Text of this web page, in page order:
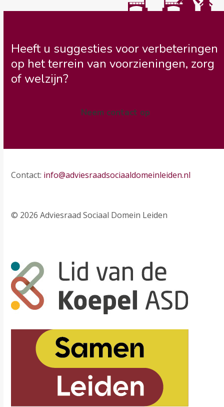
Heeft u suggesties voor verbeteringen
op het terrein van voorzieningen, zorg
of welzijn?
Neem contact op
Contact: info@adviesraadsociaaldomeinleiden.nl
© 2026 Adviesraad Sociaal Domein Leiden